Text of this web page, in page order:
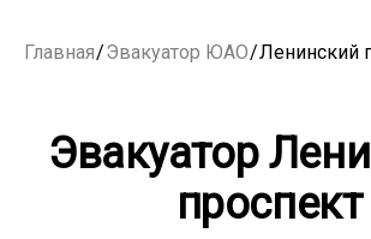
Главная/Эвакуатор ЮАО/Ленинский
Эвакуатор
проспект